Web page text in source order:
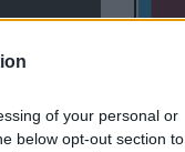
of your personal or
below opt-out section to